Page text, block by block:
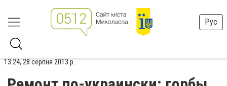
Рус
13:24, 28 серпня 2013 р.